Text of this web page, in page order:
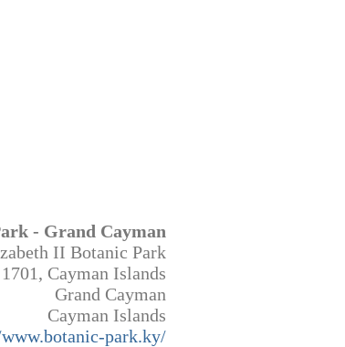
- Grand Cayman
II Botanic Park
Cayman Islands
Grand Cayman
Cayman Islands
park.ky/